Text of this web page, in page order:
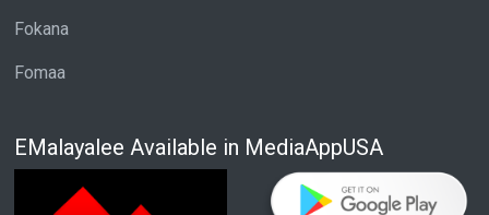
Fokana
Fomaa
EMalayalee Available in MediaAppUSA